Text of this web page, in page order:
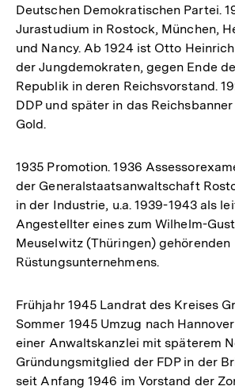
Deutschen Demokratischen Partei.
Jurastudium in Rostock, München,
und Nancy. Ab 1924 ist Otto
der Jungdemokraten, gegen Ende
Republik in deren Reichsvorstand.
DDP und später in das
Gold.
1935 Promotion. 1936
der Generalstaatsanwaltschaft
in der Industrie, u.a. 1939-1943 als
Angestellter eines zum Wilhelm-
Meuselwitz (Thüringen) gehörenden
Rüstungsunternehmens.
Frühjahr 1945 Landrat des Kreises
Sommer 1945 Umzug nach
einer Anwaltskanzlei mit späterem
Gründungsmitglied der FDP in der
seit Anfang 1946 im Vorstand der